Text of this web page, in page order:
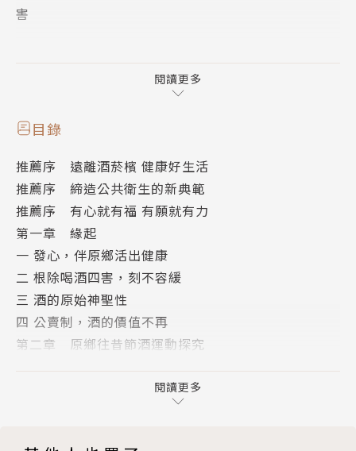
害
「失去健康」，喝酒過量，產生許多健康問題，無法工
「經濟薄弱」，經常酒醉，導致無法有穩定的工作與收
「酒駕意外」，養成喝酒的習慣，常常無法避免酒駕，
造成家庭悲劇。
「家暴增加」，喝酒過量常使人失去理智，造成家暴問
題。
為了讓原鄉部落住民擁有更健康的身體，營造和樂的族
群，本書從加強族群對酒的健康意識及達到防微杜漸的
效果，只要人人從源頭了解，喝酒常會無形中造成酒
癮，失去一生的健康與幸福，以茶代酒，或許就能挽回
閱讀更多
目錄
推薦序 遠離酒菸檳 健康好生活
推薦序 締造公共衛生的新典範
推薦序 有心就有福 有願就有力
第一章 緣起
一 發心，伴原鄉活出健康
二 根除喝酒四害，刻不容緩
三 酒的原始神聖性
四 公賣制，酒的價值不再
第二章 原鄉往昔節酒運動探究
三 舊高雄縣三民鄉：瑪雅的愛更多 去酒癮有希望
閱讀更多